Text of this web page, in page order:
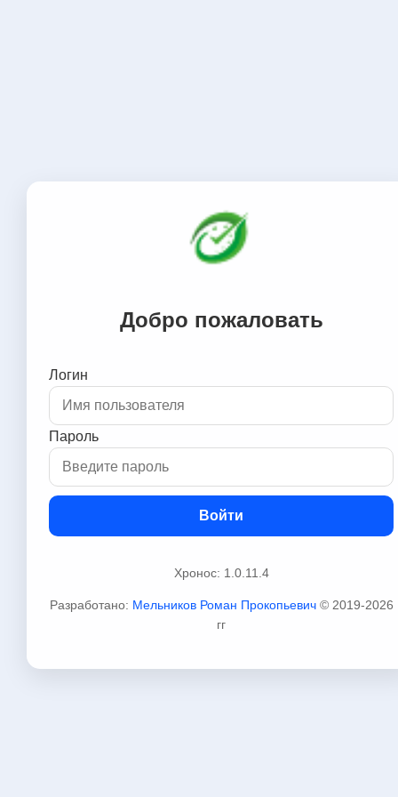
Добро пожаловать
Логин
Пароль
Войти
Хронос: 1.0.11.4
Разработано: Мельников Роман Прокопьевич© 2019-2026
гг